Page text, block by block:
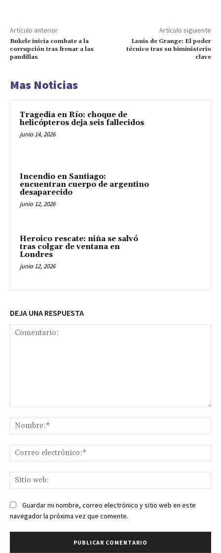
Artículo anterior
Bukele inicia combate a la
corrupción tras frenar a las
pandillas
Artículo siguiente
Louis de Grange: El poder
técnico tras su biministerio
clave
Mas Noticias
Tragedia en Río: choque de
helicópteros deja seis fallecidos
junio 14, 2026
Incendio en Santiago:
encuentran cuerpo de argentino
desaparecido
junio 12, 2026
Heroico rescate: niña se salvó
tras colgar de ventana en
Londres
junio 12, 2026
DEJA UNA RESPUESTA
Guardar mi nombre, correo electrónico y sitio web en este
navegador la próxima vez que comente.